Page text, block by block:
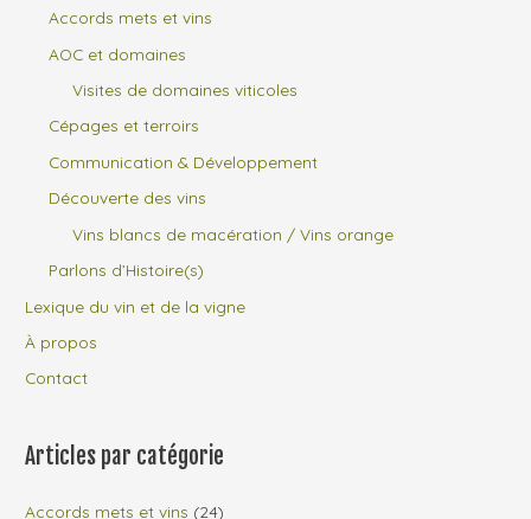
Accords mets et vins
AOC et domaines
Visites de domaines viticoles
Cépages et terroirs
Communication & Développement
Découverte des vins
Vins blancs de macération / Vins orange
Parlons d’Histoire(s)
Lexique du vin et de la vigne
À propos
Contact
Articles par catégorie
Accords mets et vins (24)